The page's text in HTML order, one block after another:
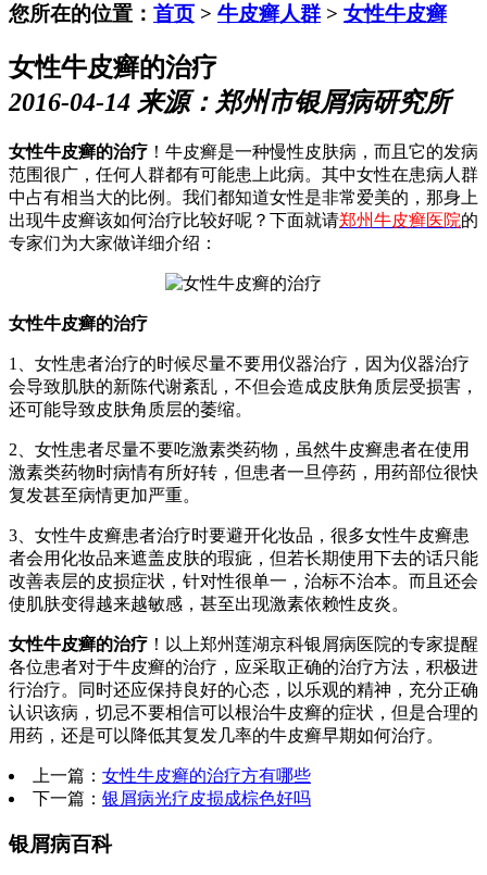
您所在的位置： 首页 > 牛皮癣人群 > 女性牛皮癣
女性牛皮癣的治疗
2016-04-14 来源：郑州市银屑病研究所
女性牛皮癣的治疗 ！牛皮癣是一种慢性皮肤病，而且它的发病
范围很广，任何人群都有可能患上此病。其中女性在患病人群
中占有相当大的比例。我们都知道女性是非常爱美的，那身上
出现牛皮癣该如何治疗比较好呢？下面就请郑州牛皮癣医院的
专家们为大家做详细介绍：
女性牛皮癣的治疗
1、女性患者治疗的时候尽量不要用仪器治疗，因为仪器治疗
会导致肌肤的新陈代谢紊乱，不但会造成皮肤角质层受损害，
还可能导致皮肤角质层的萎缩。
2、女性患者尽量不要吃激素类药物，虽然牛皮癣患者在使用
激素类药物时病情有所好转，但患者一旦停药，用药部位很快
复发甚至病情更加严重。
3、女性牛皮癣患者治疗时要避开化妆品，很多女性牛皮癣患
者会用化妆品来遮盖皮肤的瑕疵，但若长期使用下去的话只能
改善表层的皮损症状，针对性很单一，治标不治本。而且还会
使肌肤变得越来越敏感，甚至出现激素依赖性皮炎。
女性牛皮癣的治疗 ！以上郑州莲湖京科银屑病医院的专家提醒
各位患者对于牛皮癣的治疗，应采取正确的治疗方法，积极进
行治疗。同时还应保持良好的心态，以乐观的精神，充分正确
认识该病，切忌不要相信可以根治牛皮癣的症状，但是合理的
用药，还是可以降低其复发几率的牛皮癣早期如何治疗。
上一篇： 女性牛皮癣的治疗方有哪些
下一篇： 银屑病光疗皮损成棕色好吗
银屑病百科